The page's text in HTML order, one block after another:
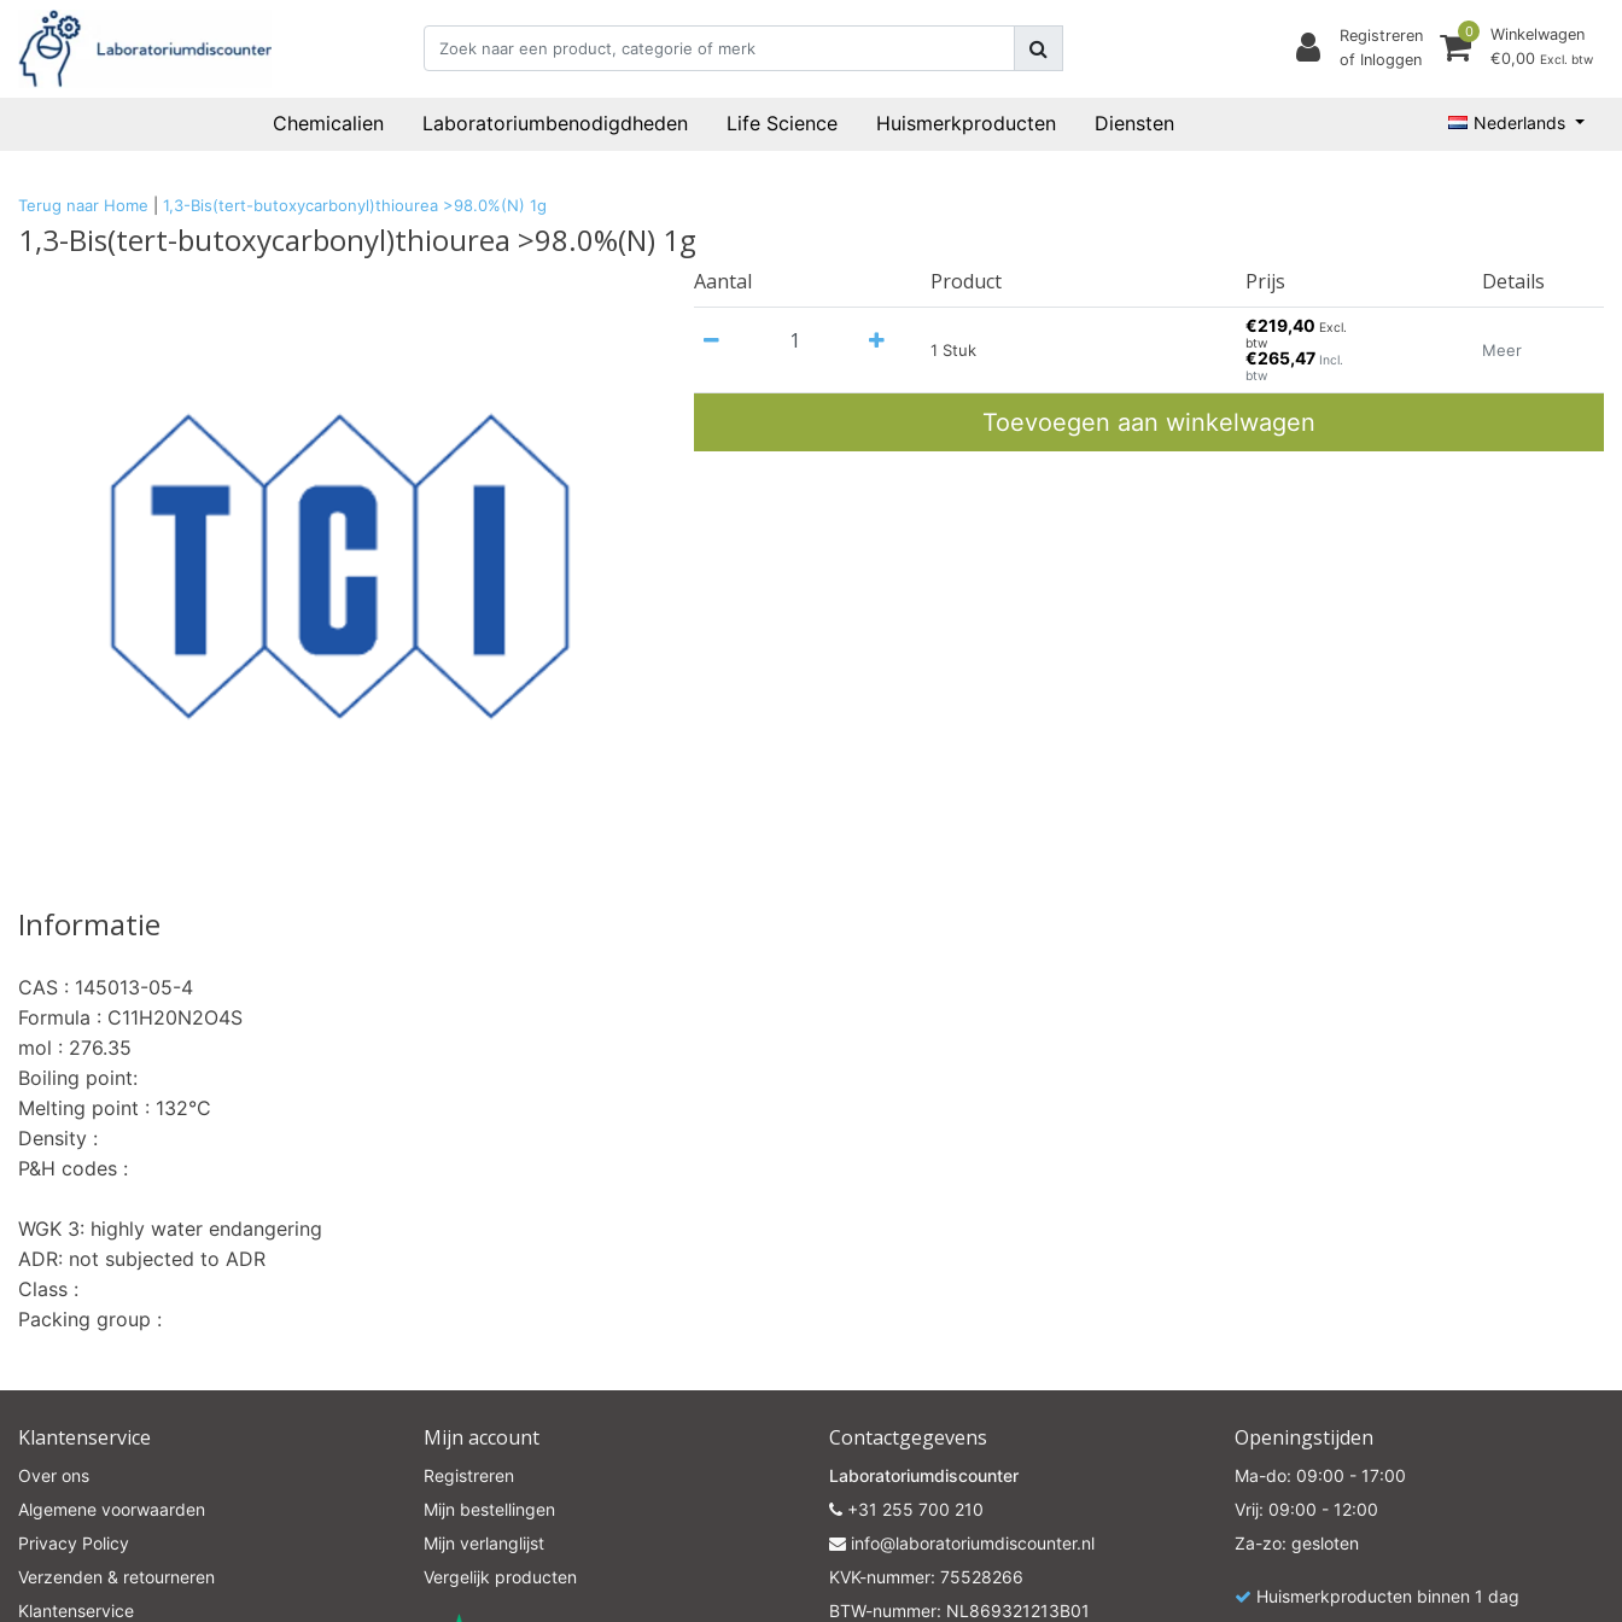
Registreren
of Inloggen
0
Winkelwagen
€0,00 Excl. btw
Chemicalien Laboratoriumbenodigdheden Life Science Huismerkproducten Diensten Nederlands
Terug naar Home 1,3-Bis(tert-butoxycarbonyl)thiourea >98.0%(N) 1g
1,3-Bis(tert-butoxycarbonyl)thiourea >98.0%(N) 1g
Aantal Product Prijs Details
1 Stuk
€219,40 Excl.
btw
€265,47 Incl.
btw
Meer
Toevoegen aan winkelwagen
Informatie
CAS : 145013-05-4
Formula : C11H20N2O4S
mol : 276.35
Boiling point:
Melting point : 132°C
Density :
P&H codes :
WGK 3: highly water endangering
ADR: not subjected to ADR
Class :
Packing group :
Klantenservice
Over ons
Algemene voorwaarden
Privacy Policy
Verzenden & retourneren
Klantenservice
Mijn account
Registreren
Mijn bestellingen
Mijn verlanglijst
Vergelijk producten
Contactgegevens
Laboratoriumdiscounter
+31 255 700 210
info@laboratoriumdiscounter.nl
KVK-nummer: 75528266
BTW-nummer: NL869321213B01
Openingstijden
Ma-do: 09:00 - 17:00
Vrij: 09:00 - 12:00
Za-zo: gesloten
Huismerkproducten binnen 1 dag